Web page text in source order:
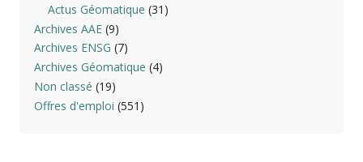
Actus Géomatique (31)
Archives AAE(9)
Archives ENSG (7)
Archives Géomatique (4)
Non classé (19)
Offres d'emploi (551)